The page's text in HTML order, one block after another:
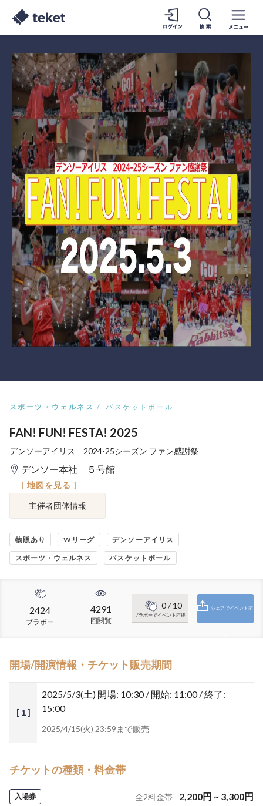
スポーツ・ウェルネス バスケットボール
FAN! FUN! FESTA! 2025
デンソーアイリス 2024-25シーズン ファン感謝祭
デンソー本社 ５号館
[ 地図を見る ]
主催者団体情報
物販あり Wリーグ デンソーアイリス
スポーツ・ウェルネス バスケットボール
2424
ブラボー
4291
回閲覧
0/ 10
ブラボーでイベント応援
シェアでイベント応
開場/開演情報・チケット販売期間
[ 1 ]
2025/5/3(土) 開場: 10:30 / 開始: 11:00 / 終了:
15:00
2025/4/15(火) 23:59まで販売
チケットの種類・料金帯
入場券 全2料金帯 2,200円 ~ 3,300円